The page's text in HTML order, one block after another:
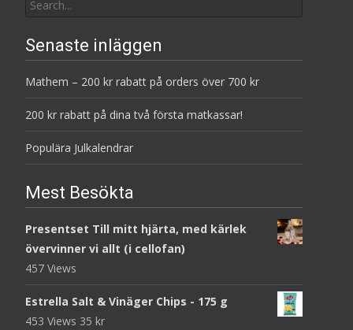
for:
Senaste inläggen
Mathem – 200 kr rabatt på orders över 700 kr
200 kr rabatt på dina två första matkassar!
Populära Julkalendrar
Mest Besökta
Presentset Till mitt hjärta, med kärlek
övervinner vi allt (i cellofan)
457 Views
Estrella Salt & Vinäger Chips - 175 g
453 Views 35 kr